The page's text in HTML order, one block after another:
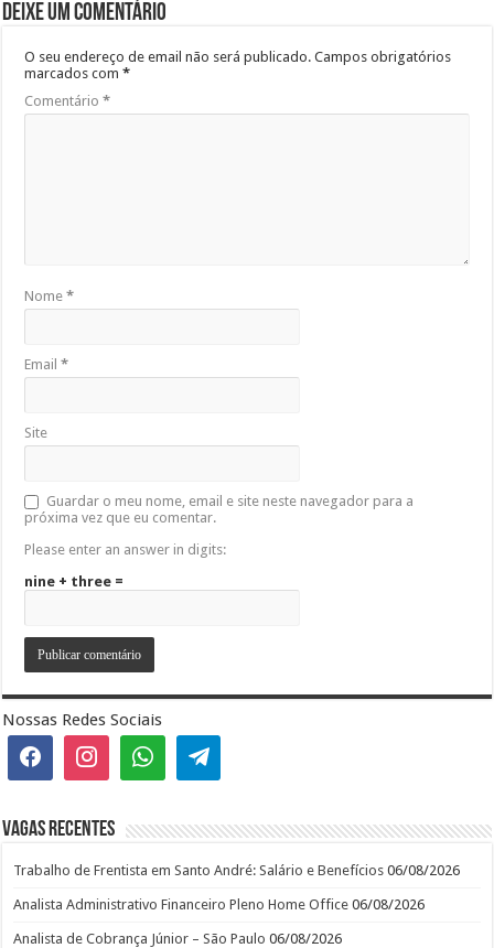
Deixe um comentário
O seu endereço de email não será publicado. Campos obrigatórios
marcados com*
Comentário*
Nome*
Email*
Site
Guardar o meu nome, email e site neste navegador para a
próxima vez que eu comentar.
Please enter an answer in digits:
nine + three =
Nossas Redes Sociais
Vagas recentes
Trabalho de Frentista em Santo André: Salário e Benefícios 06/08/2026
Analista Administrativo Financeiro Pleno Home Office 06/08/2026
Analista de Cobrança Júnior – São Paulo 06/08/2026